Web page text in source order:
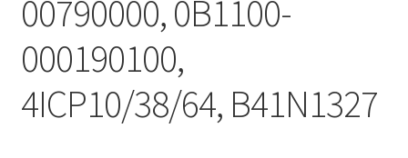
00790000, 0B1100-
000190100,
4ICP10/38/64, B41N1327